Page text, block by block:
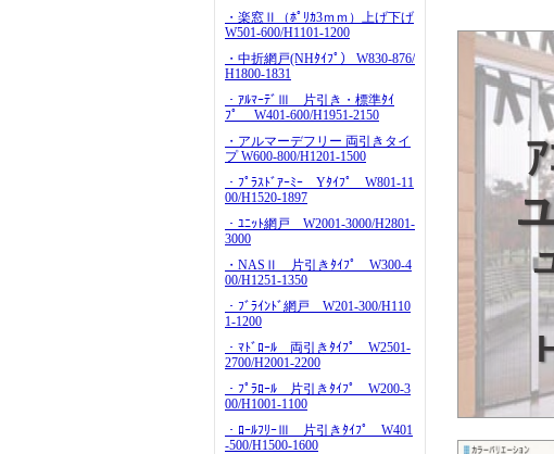
・楽窓Ⅱ（ﾎﾟﾘｶ3ｍｍ）上げ下げ
W501-600/H1101-1200
・中折網戸(NHﾀｲﾌﾟ） W830-876/
H1800-1831
・ｱﾙﾏｰﾃﾞⅢ 片引き・標準ﾀｲ
ﾌﾟ W401-600/H1951-2150
・アルマーデフリー 両引きタイ
プ W600-800/H1201-1500
・ﾌﾟﾗｽﾄﾞｱｰﾐｰ Yﾀｲﾌﾟ W801-11
00/H1520-1897
・ﾕﾆｯﾄ網戸 W2001-3000/H2801-
3000
・NASⅡ 片引きﾀｲﾌﾟ W300-4
00/H1251-1350
・ﾌﾞﾗｲﾝﾄﾞ網戸 W201-300/H110
1-1200
・ﾏﾄﾞﾛｰﾙ 両引きﾀｲﾌﾟ W2501-
2700/H2001-2200
・ﾌﾟﾗﾛｰﾙ 片引きﾀｲﾌﾟ W200-3
00/H1001-1100
・ﾛｰﾙﾌﾘｰⅢ 片引きﾀｲﾌﾟ W401
-500/H1500-1600